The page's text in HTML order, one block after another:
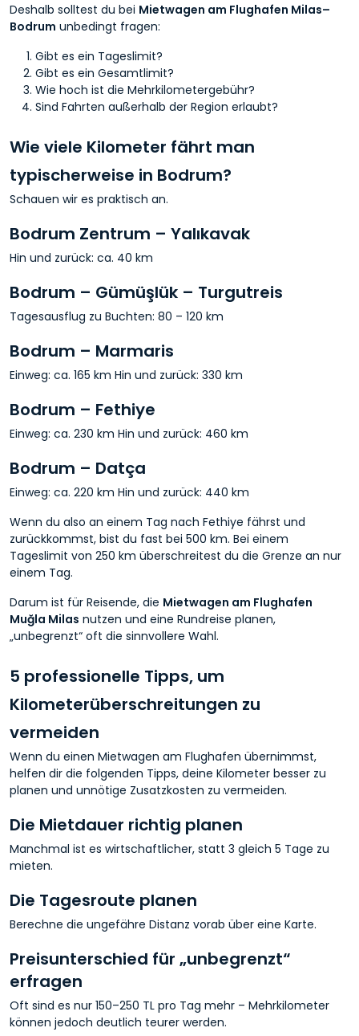
Deshalb solltest du bei Mietwagen am Flughafen Milas–
Bodrum unbedingt fragen:
Gibt es ein Tageslimit?
Gibt es ein Gesamtlimit?
Wie hoch ist die Mehrkilometergebühr?
Sind Fahrten außerhalb der Region erlaubt?
Wie viele Kilometer fährt man
typischerweise in Bodrum?
Schauen wir es praktisch an.
Bodrum Zentrum – Yalıkavak
Hin und zurück: ca. 40 km
Bodrum – Gümüşlük – Turgutreis
Tagesausflug zu Buchten: 80 – 120 km
Bodrum – Marmaris
Einweg: ca. 165 km Hin und zurück: 330 km
Bodrum – Fethiye
Einweg: ca. 230 km Hin und zurück: 460 km
Bodrum – Datça
Einweg: ca. 220 km Hin und zurück: 440 km
Wenn du also an einem Tag nach Fethiye fährst und
zurückkommst, bist du fast bei 500 km. Bei einem
Tageslimit von 250 km überschreitest du die Grenze an nur
einem Tag.
Darum ist für Reisende, die Mietwagen am Flughafen
Muğla Milas nutzen und eine Rundreise planen,
„unbegrenzt“ oft die sinnvollere Wahl.
5 professionelle Tipps, um
Kilometerüberschreitungen zu
vermeiden
Wenn du einen Mietwagen am Flughafen übernimmst,
helfen dir die folgenden Tipps, deine Kilometer besser zu
planen und unnötige Zusatzkosten zu vermeiden.
Die Mietdauer richtig planen
Manchmal ist es wirtschaftlicher, statt 3 gleich 5 Tage zu
mieten.
Die Tagesroute planen
Berechne die ungefähre Distanz vorab über eine Karte.
Preisunterschied für „unbegrenzt“
erfragen
Oft sind es nur 150–250 TL pro Tag mehr – Mehrkilometer
können jedoch deutlich teurer werden.